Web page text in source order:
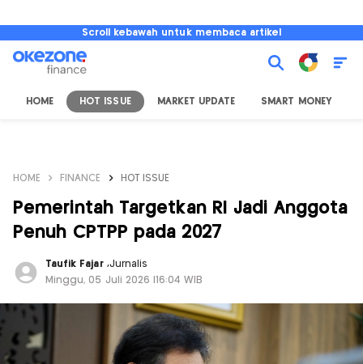
Scroll kebawah untuk membaca artikel
HOME HOT ISSUE MARKET UPDATE SMART MONEY
HOME FINANCE HOT ISSUE
Pemerintah Targetkan RI Jadi Anggota
Penuh CPTPP pada 2027
Taufik Fajar ,Jurnalis
Minggu, 05 Juli 2026 |16:04 WIB